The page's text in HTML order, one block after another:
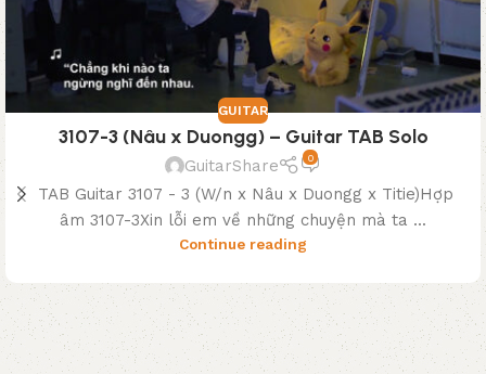
GUITAR
3107-3 (Nâu x Duongg) – Guitar TAB Solo
GuitarShare 0
TAB Guitar 3107 - 3 (W/n x Nâu x Duongg x Titie)Hợp
âm 3107-3Xin lỗi em về những chuyện mà ta ...
Continue reading